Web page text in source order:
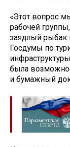
«Этот вопрос
рабочей
заядлый рыбак
Госдумы по
инфраструктуры
была
и бумажный